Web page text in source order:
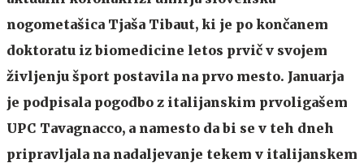
nogometašica Tjaša Tibaut, ki je po končanem
doktoratu iz biomedicine letos prvič v svojem
življenju šport postavila na prvo mesto. Januarja
je podpisala pogodbo z italijanskim prvoligašem
UPC Tavagnacco, a namesto da bi se v teh dneh
pripravljala na nadaljevanje tekem v italijanskem